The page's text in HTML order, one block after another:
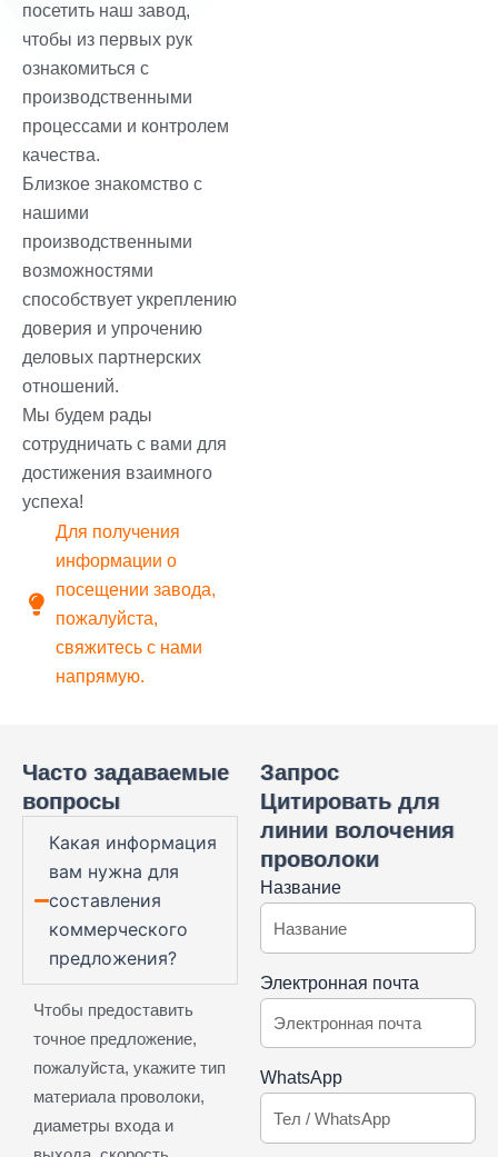
посетить наш завод,
чтобы из первых рук
ознакомиться с
производственными
процессами и контролем
качества.
Близкое знакомство с
нашими
производственными
возможностями
способствует укреплению
доверия и упрочению
деловых партнерских
отношений.
Мы будем рады
сотрудничать с вами для
достижения взаимного
успеха!
Для получения
информации о
посещении завода,
пожалуйста,
свяжитесь с нами
напрямую.
Часто задаваемые
вопросы
Какая информация
вам нужна для
составления
коммерческого
предложения?
Чтобы предоставить
точное предложение,
пожалуйста, укажите тип
материала проволоки,
диаметры входа и
Запрос
Цитировать для
линии волочения
проволоки
Название
Электронная почта
WhatsApp